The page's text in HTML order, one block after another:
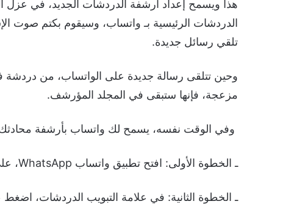
هذا ويسمح إعداد أرشفة الدردشات الجديد، في
الدردشات الرئيسية بـ واتساب، وسيقوم بكتم صوت
تلقي رسائل جديدة.
وحين تتلقى رسالة جديدة على الواتساب، من دردشة
مزعجة، فإنها ستبقى في المجلد المؤرشف.
وفي الوقت نفسه، يسمح لك واتساب بأرشفة محادثك
ـ الخطوة الأولى: افتح تطبيق واتساب WhatsApp، على هاتف آيفون أو أندرويد.
ـ الخطوة الثانية: في علامة التبويب الدردشات،